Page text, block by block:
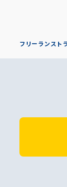
フリーランスト